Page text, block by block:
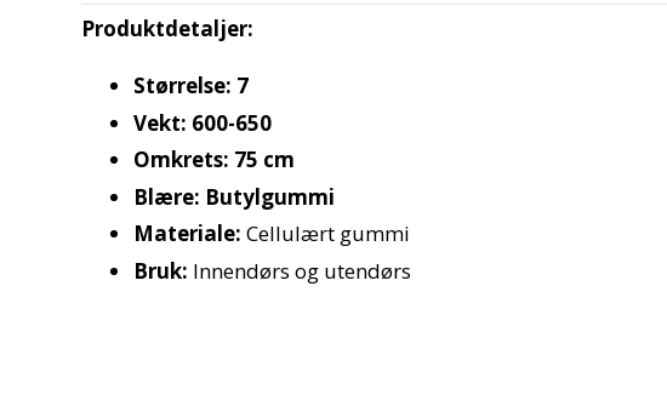
Produktdetaljer:
Størrelse: 7
Vekt: 600-650
Omkrets: 75 cm
Blære: Butylgummi
Materiale: Cellulært gummi
Bruk: Innendørs og utendørs